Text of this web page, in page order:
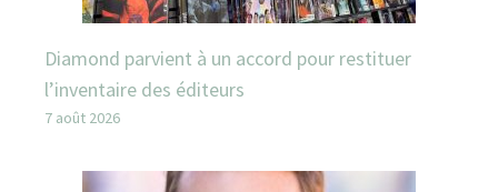
Diamond parvient à un accord pour restituer
l’inventaire des éditeurs
7 août 2026